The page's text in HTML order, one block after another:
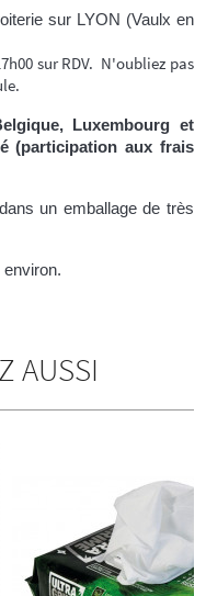
sur LYON (Vaulx en
sur RDV. N'oubliez pas
Luxembourg et
(participation aux frais
un emballage de très
AUSSI